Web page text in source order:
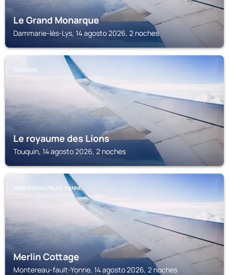
Le Grand Monarque
Dammarie-lès-Lys, 14 agosto 2026, 2 noches
TOUQUIN
Le royaume des Lions
Touquin, 14 agosto 2026, 2 noches
MONTEREAU-FAULT-YONNE
Merlin Cottage
Montereau-fault-Yonne, 14 agosto 2026, 2 noches